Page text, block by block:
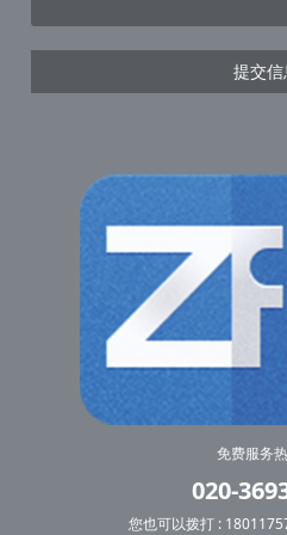
提交信
免费服务
020-
您也可以拨打 :